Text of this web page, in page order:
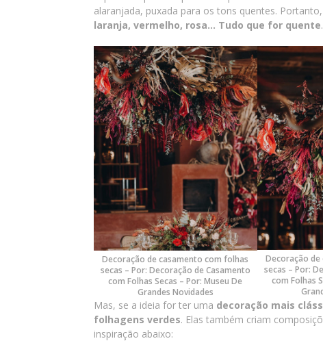
alaranjada, puxada para os tons quentes.
laranja, vermelho, rosa… Tudo que for quente.
Decoração de casamento com folhas
secas – Por: Decoração de Casamento
com Folhas Secas – Por: Museu De
Grandes Novidades
Decoração
secas – Por:
com Folhas
Mas, se a ideia for ter uma decoração mais
folhagens verdes. Elas também criam
inspiração abaixo: